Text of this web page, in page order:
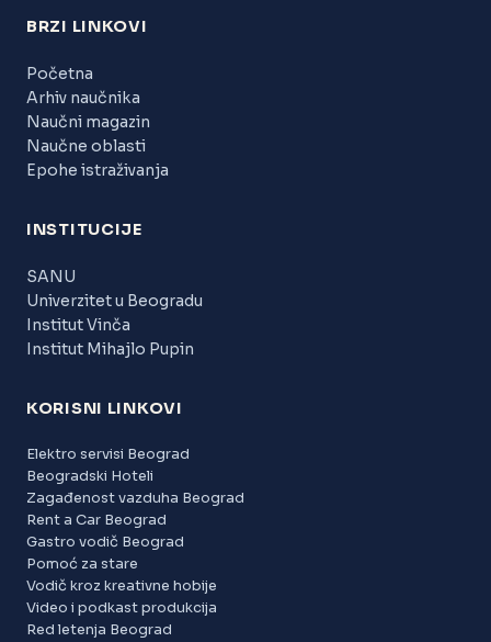
BRZI LINKOVI
Početna
Arhiv naučnika
Naučni magazin
Naučne oblasti
Epohe istraživanja
INSTITUCIJE
SANU
Univerzitet u Beogradu
Institut Vinča
Institut Mihajlo Pupin
KORISNI LINKOVI
Elektro servisi Beograd
Beogradski Hoteli
Zagađenost vazduha Beograd
Rent a Car Beograd
Gastro vodič Beograd
Pomoć za stare
Vodič kroz kreativne hobije
Video i podkast produkcija
Red letenja Beograd